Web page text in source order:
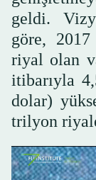
geldi.
göre,
riyal olan
itibarıyla
dolar)
trilyon